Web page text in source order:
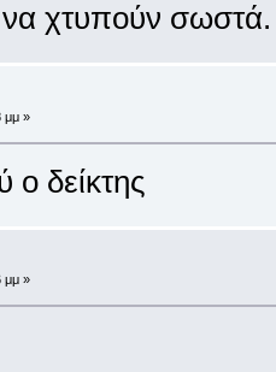
χτυπούν σωστά.
μμ »
ο δείκτης
μμ »